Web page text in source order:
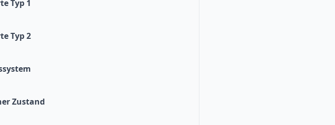
Typ 1
Typ 2
Zustand